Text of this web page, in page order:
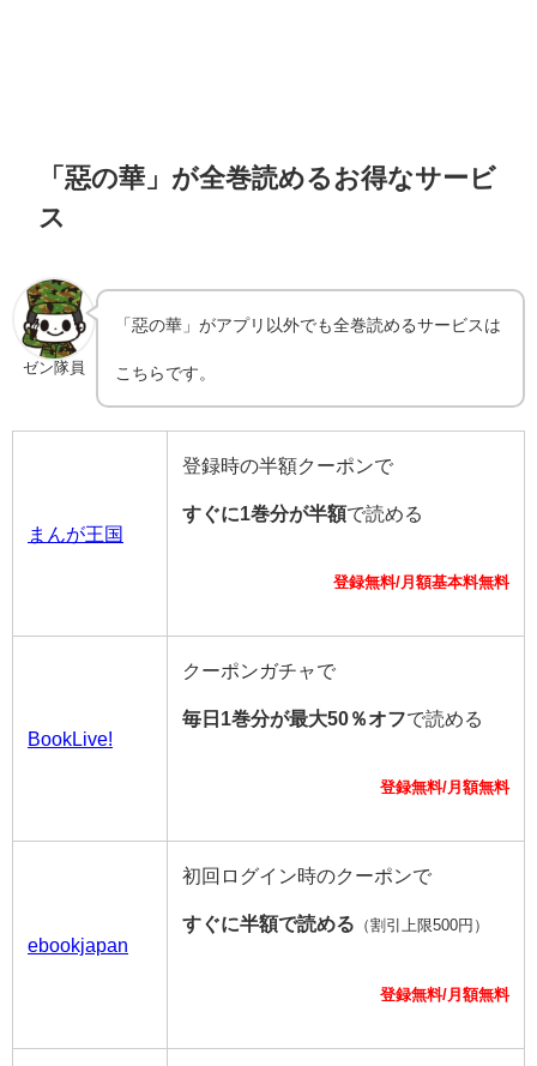
「惡の華」が全巻読めるお得なサービ
ス
ゼン隊員
「惡の華」がアプリ以外でも全巻読めるサービスは
こちらです。
まんが王国
登録時の半額クーポンで
すぐに1巻分が半額で読める
登録無料/月額基本料無料
BookLive!
クーポンガチャで
毎日1巻分が最大50％オフで読める
登録無料/月額無料
ebookjapan
初回ログイン時のクーポンで
すぐに半額で読める （割引上限500円）
登録無料/月額無料